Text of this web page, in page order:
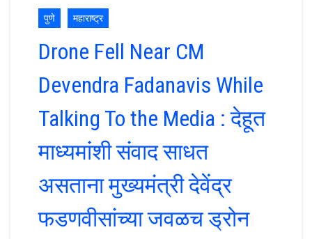
पुणे महाराष्ट्र
Drone Fell Near CM
Devendra Fadanavis While
Talking To the Media : देहूत
माध्यमांशी संवाद साधत
असताना मुख्यमंत्री देवेंद्र
फडणवीसांच्या जवळच ड्रोन